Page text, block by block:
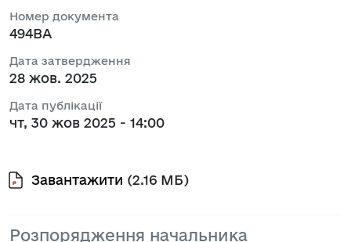
Номер документа
494ВА
Дата затвердження
28 жов. 2025
Дата публікації
чт, 30 жов 2025 - 14:00
Завантажити (2.16 МБ)
Розпорядження начальника